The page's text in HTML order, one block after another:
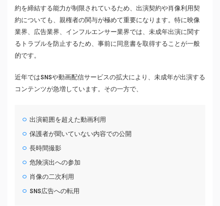
約を締結する能力が制限されているため、出演契約や肖像利用契
約についても、親権者の関与が極めて重要になります。特に映像
業界、広告業界、インフルエンサー業界では、未成年出演に関す
るトラブルを防止するため、事前に同意書を取得することが一般
的です。
近年ではSNSや動画配信サービスの拡大により、未成年が出演する
コンテンツが急増しています。その一方で、
出演範囲を超えた動画利用
保護者が聞いていない内容での公開
長時間撮影
危険演出への参加
肖像の二次利用
SNS広告への転用